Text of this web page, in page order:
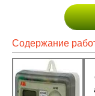
Содержание